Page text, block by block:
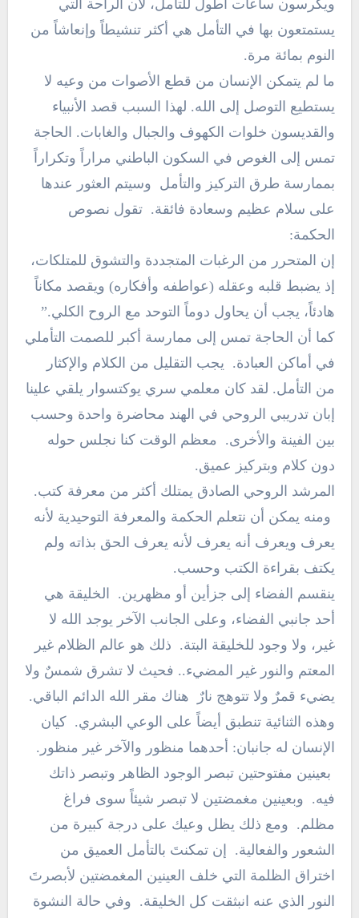
ويكرسون ساعات أطول للتأمل، لأن الراحة التي
يستمتعون بها في التأمل هي أكثر تنشيطاً وإنعاشاً من
النوم بمائة مرة.
ما لم يتمكن الإنسان من قطع الأصوات من وعيه لا
يستطيع التوصل إلى الله. لهذا السبب قصد الأنبياء
والقديسون خلوات الكهوف والجبال والغابات. الحاجة
تمس إلى الغوص في السكون الباطني مراراً وتكراراً
بممارسة طرق التركيز والتأمل وسيتم العثور عندها
على سلام عظيم وسعادة فائقة. تقول نصوص
الحكمة:
إن المتحرر من الرغبات المتجددة والتشوق للمتلكات،
إذ يضبط قلبه وعقله (عواطفه وأفكاره) ويقصد مكاناً
هادئاً، يجب أن يحاول دوماً التوحد مع الروح الكلي.”
كما أن الحاجة تمس إلى ممارسة أكبر للصمت التأملي
في أماكن العبادة. يجب التقليل من الكلام والإكثار
من التأمل. لقد كان معلمي سري يوكتسوار يلقي علينا
إبان تدريبي الروحي في الهند محاضرة واحدة وحسب
بين الفينة والأخرى. معظم الوقت كنا نجلس حوله
دون كلام وبتركيز عميق.
المرشد الروحي الصادق يمتلك أكثر من معرفة كتب.
ومنه يمكن أن نتعلم الحكمة والمعرفة التوحيدية لأنه
يعرف ويعرف أنه يعرف لأنه يعرف الحق بذاته ولم
يكتف بقراءة الكتب وحسب.
ينقسم الفضاء إلى جزأين أو مظهرين. الخليقة هي
أحد جانبي الفضاء، وعلى الجانب الآخر يوجد الله لا
غير، ولا وجود للخليقة البتة. ذلك هو عالم الظلام غير
المعتم والنور غير المضيء.. فحيث لا تشرق شمسٌ ولا
يضيء قمرٌ ولا تتوهج نارٌ هناك مقر الله الدائم الباقي.
وهذه الثنائية تنطبق أيضاً على الوعي البشري. كيان
الإنسان له جانبان: أحدهما منظور والآخر غير منظور.
بعينين مفتوحتين تبصر الوجود الظاهر وتبصر ذاتك
فيه. وبعينين مغمضتين لا تبصر شيئاً سوى فراغ
مظلم. ومع ذلك يظل وعيك على درجة كبيرة من
الشعور والفعالية. إن تمكنتَ بالتأمل العميق من
اختراق الظلمة التي خلف العينين المغمضتين لأبصرتَ
النور الذي عنه انبثقت كل الخليقة. وفي حالة النشوة